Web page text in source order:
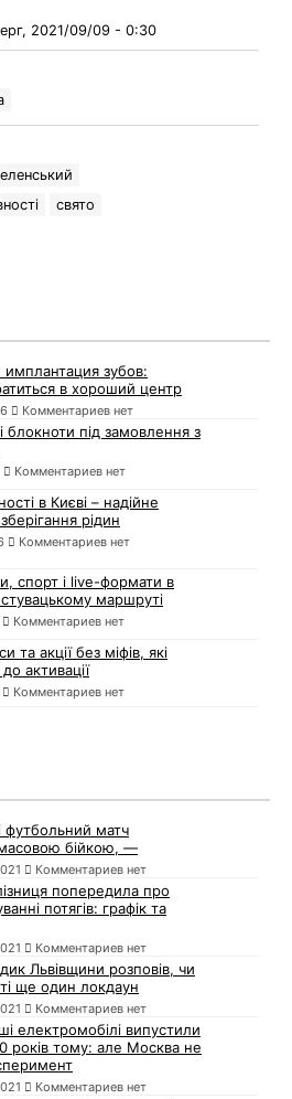
2021/09/09 - 0:30
свято
имплантация зубов:
в хороший центр
Комментариев нет
блокноти під замовлення з
Комментариев нет
в Києві – надійне
рідин
Комментариев нет
спорт і live-формати в
маршруті
Комментариев нет
та акції без міфів, які
активації
Комментариев нет
футбольний матч
бійкою, —
Комментариев нет
попередила про
потягів: графік та
Комментариев нет
Львівщини розповів, чи
ще один локдаун
Комментариев нет
електромобілі випустили
років тому: але Москва не
Комментариев нет